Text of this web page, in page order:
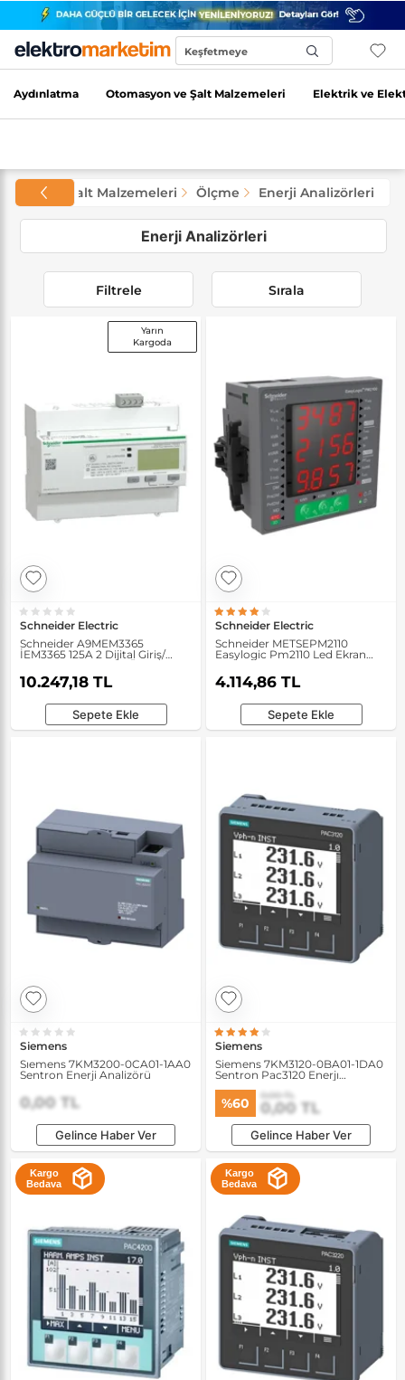
Keşfetmeye
Aydınlatma Otomasyon ve Şalt Malzemeleri Elektrik ve
ve Şalt Malzemeleri Ölçme Enerji Analizörleri
Enerji Analizörleri
Filtrele Sırala
Yarın
Kargoda
Schneider Electric
Schneider A9MEM3365
İEM3365 125A 2 Dijital Giriş/
Çıkışlı Bacnet Enerji Ölçer
10.247,18 TL
Sepete Ekle
Schneider Electric
Schneider METSEPM2110
Easylogic Pm2110 Led Ekran
Enerji Kalite Analizörü
4.114,86 TL
Sepete Ekle
Siemens
Sıemens 7KM3200-0CA01-1AA0
Sentron Enerji Analizörü
0,00 TL
Gelince Haber Ver
Siemens
Siemens 7KM3120-0BA01-1DA0
Sentron Pac3120 Enerjı
%60 0,00 TL
0,00 TL
Gelince Haber Ver
Kargo
Bedava
Kargo
Bedava